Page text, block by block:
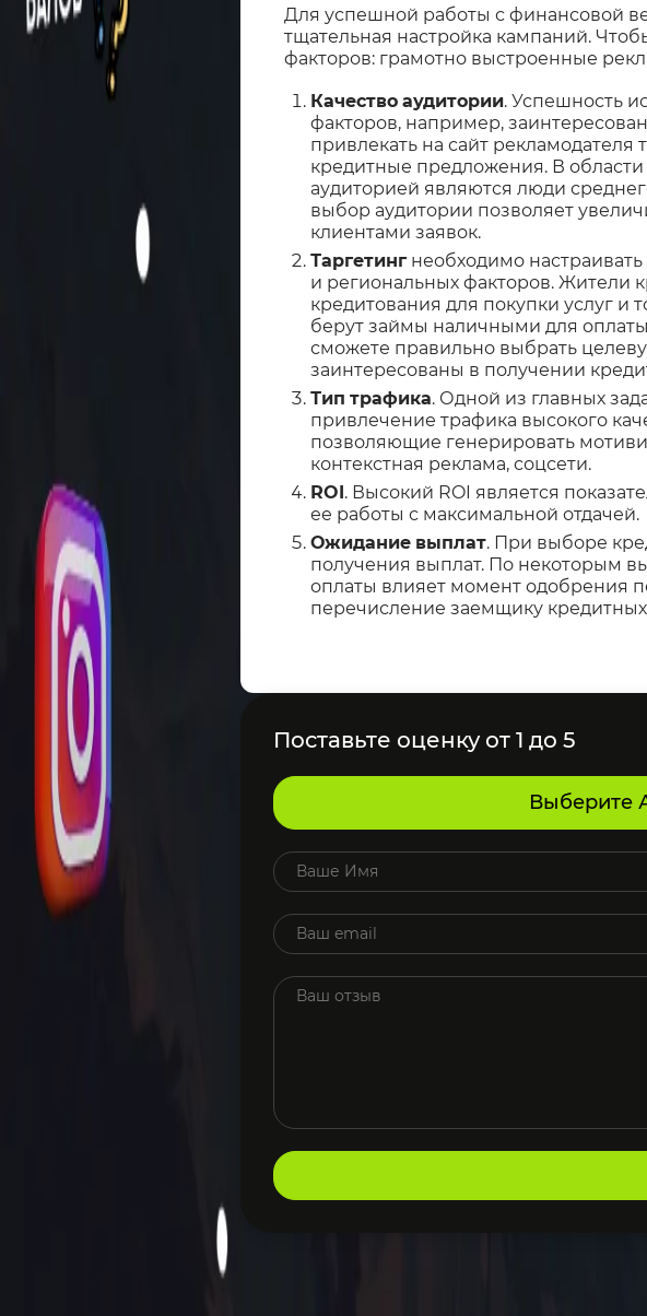
Для успешной работы с финансовой
тщательная настройка кампаний.
факторов: грамотно выстроенные
Качество аудитории. Успешность
факторов, например,
привлекать на сайт
кредитные предложения. В
аудиторией являются люди
выбор аудитории позволяет
клиентами заявок.
Таргетинг необходимо
и региональных факторов. Жители
кредитования для покупки услуг и
берут займы наличными для
сможете правильно выбрать
заинтересованы в получении
Тип трафика. Одной из главных
привлечение трафика высокого
позволяющие генерировать
контекстная реклама, соцсети.
ROI. Высокий ROI является
ее работы с максимальной отдачей.
Ожидание выплат. При выборе
получения выплат. По некоторым
оплаты влияет момент одобрения
перечисление заемщику кредитных
Поставьте оценку от 1 до 5
Выберите